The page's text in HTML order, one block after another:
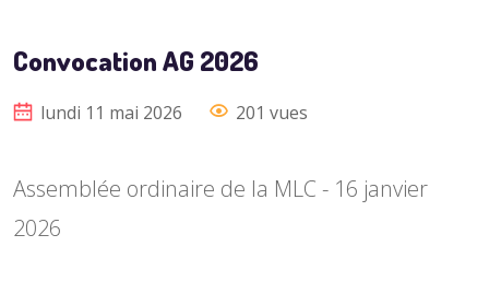
Convocation AG 2026
lundi 11 mai 2026 201 vues
Assemblée ordinaire de la MLC - 16 janvier
2026